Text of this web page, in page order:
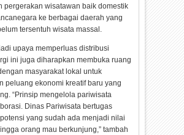
pergerakan wisatawan baik domestik
ke berbagai daerah yang
tersentuh wisata massal.
upaya memperluas distribusi
ini juga diharapkan membuka ruang
masyarakat lokal untuk
peluang ekonomi kreatif baru yang
“Prinsip mengelola pariwisata
Dinas Pariwisata bertugas
yang sudah ada menjadi nilai
orang mau berkunjung,” tambah